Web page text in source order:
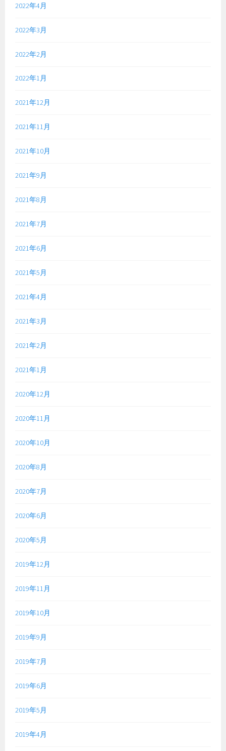
2022年4月
2022年3月
2022年2月
2022年1月
2021年12月
2021年11月
2021年10月
2021年9月
2021年8月
2021年7月
2021年6月
2021年5月
2021年4月
2021年3月
2021年2月
2021年1月
2020年12月
2020年11月
2020年10月
2020年8月
2020年7月
2020年6月
2020年5月
2019年12月
2019年11月
2019年10月
2019年9月
2019年7月
2019年6月
2019年5月
2019年4月